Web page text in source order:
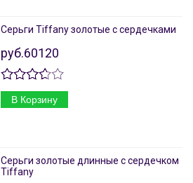
Серьги Tiffany золотые с сердечками
руб.60120
В Корзину
Серьги золотые длинные с сердечком
Tiffany